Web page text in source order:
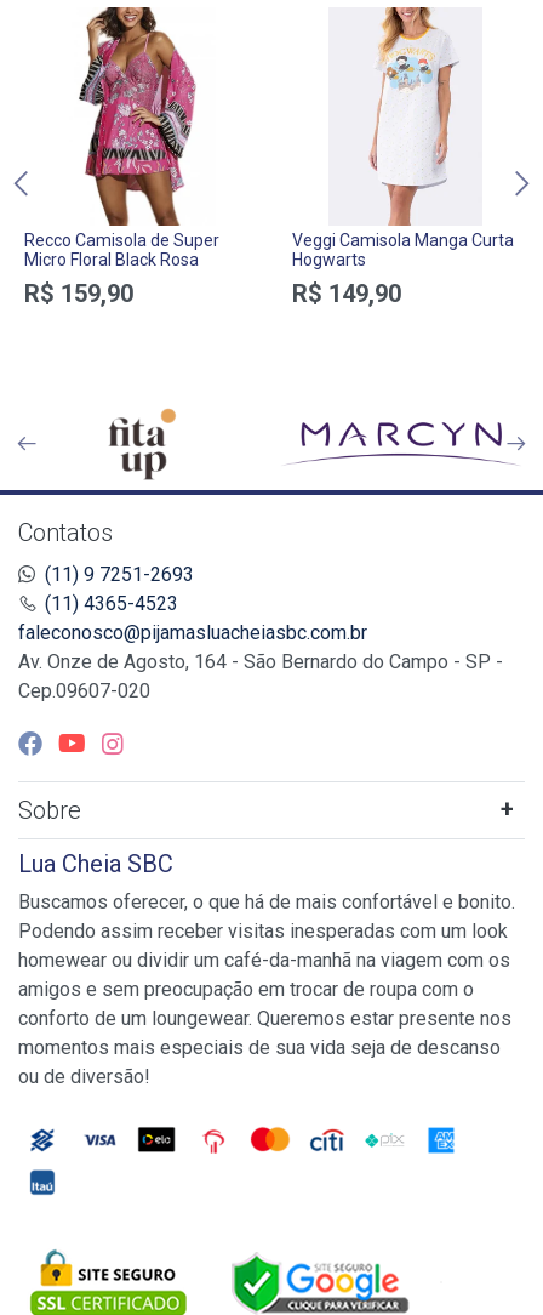
Recco Camisola de Super
Micro Floral Black Rosa
R$ 159,90
Veggi Camisola Manga Curta
Hogwarts
R$ 149,90
Contatos
(11) 9 7251-2693
(11) 4365-4523
faleconosco@pijamasluacheiasbc.com.br
Av. Onze de Agosto, 164 - São Bernardo do Campo - SP -
Cep.09607-020
Sobre
Lua Cheia SBC
Buscamos oferecer, o que há de mais confortável e bonito.
Podendo assim receber visitas inesperadas com um look
homewear ou dividir um café-da-manhã na viagem com os
amigos e sem preocupação em trocar de roupa com o
conforto de um loungewear. Queremos estar presente nos
momentos mais especiais de sua vida seja de descanso
ou de diversão!